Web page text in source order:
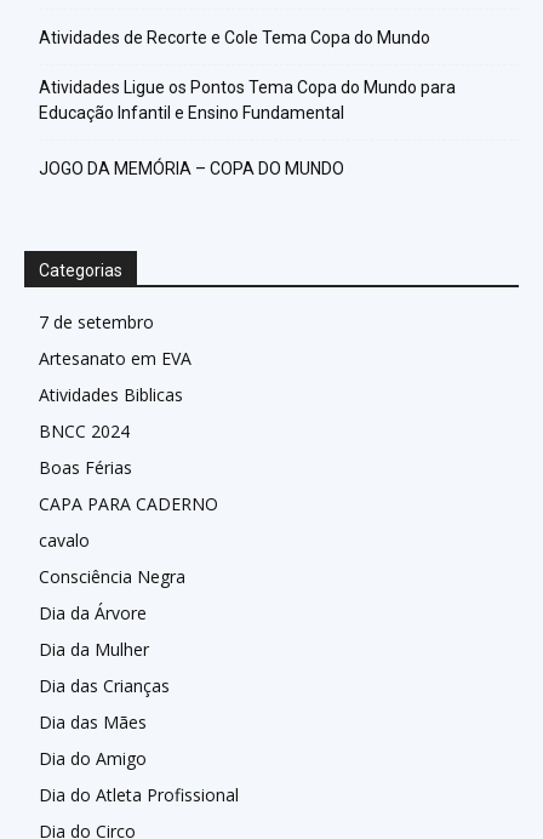
Atividades de Recorte e Cole Tema Copa do Mundo
Atividades Ligue os Pontos Tema Copa do Mundo para
Educação Infantil e Ensino Fundamental
JOGO DA MEMÓRIA – COPA DO MUNDO
Categorias
7 de setembro
Artesanato em EVA
Atividades Biblicas
BNCC 2024
Boas Férias
CAPA PARA CADERNO
cavalo
Consciência Negra
Dia da Árvore
Dia da Mulher
Dia das Crianças
Dia das Mães
Dia do Amigo
Dia do Atleta Profissional
Dia do Circo